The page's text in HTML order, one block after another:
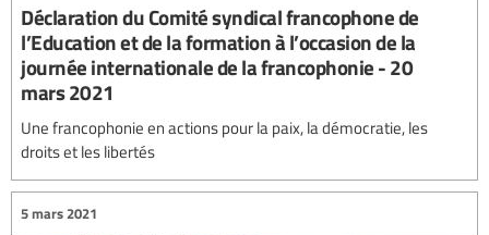
Déclaration du Comité syndical francophone de
l’Education et de la formation à l’occasion de la
journée internationale de la francophonie - 20
mars 2021
Une francophonie en actions pour la paix, la démocratie, les
droits et les libertés
5 mars 2021